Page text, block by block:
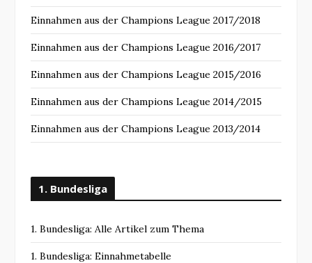
Einnahmen aus der Champions League 2017/2018
Einnahmen aus der Champions League 2016/2017
Einnahmen aus der Champions League 2015/2016
Einnahmen aus der Champions League 2014/2015
Einnahmen aus der Champions League 2013/2014
1. Bundesliga
1. Bundesliga: Alle Artikel zum Thema
1. Bundesliga: Einnahmetabelle